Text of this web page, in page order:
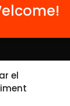
el